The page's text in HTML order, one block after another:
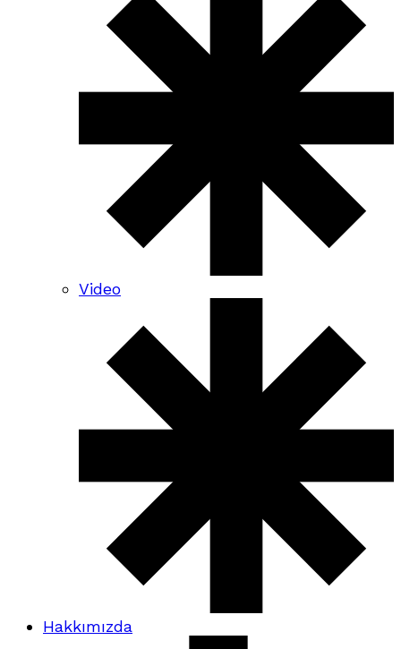
Video
Hakkımızda